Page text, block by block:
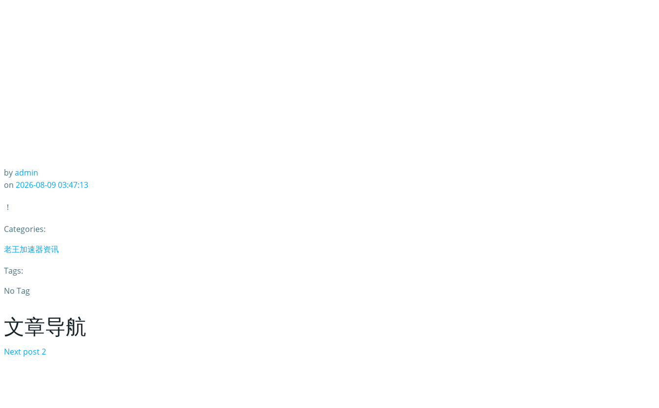
byadmin
on 2026-08-09 03:47:13
！
Categories:
老王加速器资讯
Tags:
No Tag
文章导航
Next post2